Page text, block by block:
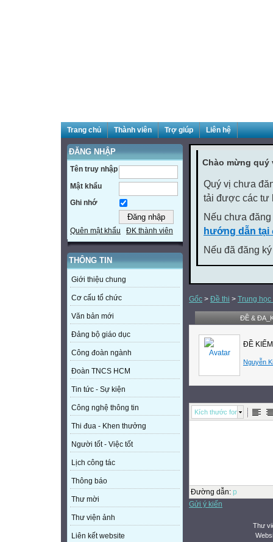
Trang chủ Thành viên Trợ giúp Liên hệ
ĐĂNG NHẬP
Tên truy nhập
Mật khẩu
Ghi nhớ
Quên mật khẩu ĐK thành viên
THÔNG TIN
Giới thiệu chung
Cơ cấu tổ chức
Văn bản mới
Đảng bộ giáo dục
Công đoàn ngành
Đoàn TNCS HCM
Tin tức - Sự kiện
Công nghệ thông tin
Thi đua - Khen thưởng
Người tốt - Việc tốt
Lịch công tác
Thông báo
Thư mời
Thư viện ảnh
Liên kết website
Chào mừng
Quý vị chưa
tải được các tư
Nếu chưa
hướng dẫn tại
Nếu đã đăng
Gốc > Đề thi > Trung
ĐỀ &
ĐỀ
Nguyễn
Kích thước font
Đường dẫn: p
Gửi ý kiến
Thư